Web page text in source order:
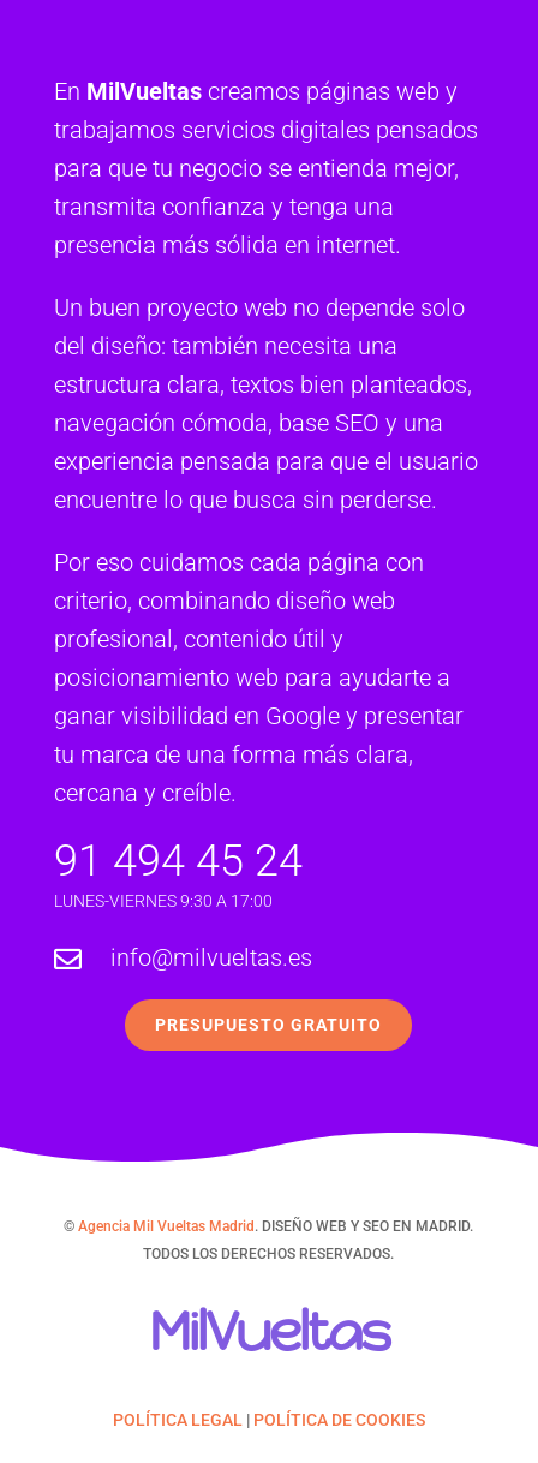
En MilVueltascreamos páginas web y
trabajamos servicios digitales pensados
para que tu negocio se entienda mejor,
transmita confianza y tenga una
presencia más sólida en internet.
Un buen proyecto web no depende solo
del diseño: también necesita una
estructura clara, textos bien planteados,
navegación cómoda, base SEO y una
experiencia pensada para que el usuario
encuentre lo que busca sin perderse.
Por eso cuidamos cada página con
criterio, combinando diseño web
profesional, contenido útil y
posicionamiento web para ayudarte a
ganar visibilidad en Google y presentar
tu marca de una forma más clara,
cercana y creíble.
91 494 45 24
LUNES-VIERNES 9:30 A 17:00
 info@milvueltas.es
PRESUPUESTO GRATUITO
©Agencia Mil Vueltas Madrid. DISEÑO WEB Y SEO EN MADRID.
TODOS LOS DERECHOS RESERVADOS.
MilVueltas
POLÍTICA LEGAL | POLÍTICA DE COOKIES